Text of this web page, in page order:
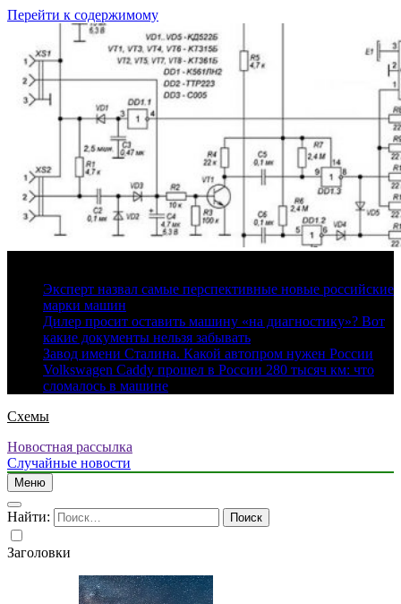
Перейти к содержимому
Эксперт назвал самые перспективные новые российские
марки машин
Дилер просит оставить машину «на диагностику»? Вот
какие документы нельзя забывать
Завод имени Сталина. Какой автопром нужен России
Volkswagen Caddy прошел в России 280 тысяч км: что
сломалось в машине
Схемы
Новостная рассылка
Случайные новости
Меню
Найти:
Заголовки